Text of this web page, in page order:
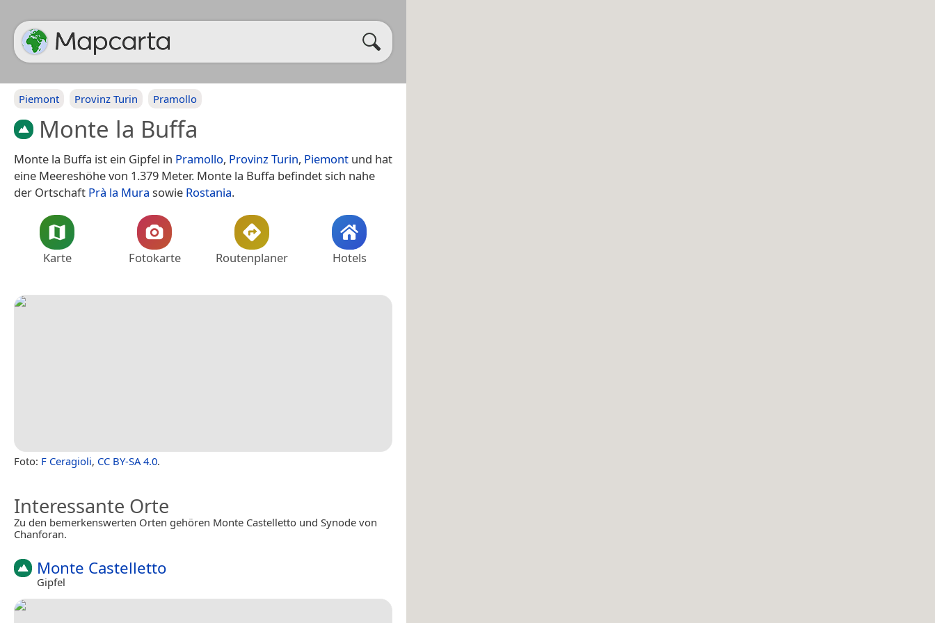
Piemont Provinz Turin Pramollo
Monte la Buffa
Monte la Buffa ist ein Gipfel in Pramollo, Provinz Turin, Piemont und hat
eine Meereshöhe von 1.379 Meter. Monte la Buffa befindet sich nahe
der Ortschaft Prà la Mura sowie Rostania.
Karte Fotokarte Routenplaner Hotels
Foto: F Ceragioli, CC BY-SA 4.0.
Interessante Orte
Zu den bemerkenswerten Orten gehören Monte Castelletto und Synode von
Chanforan.
Monte Castelletto
Gipfel